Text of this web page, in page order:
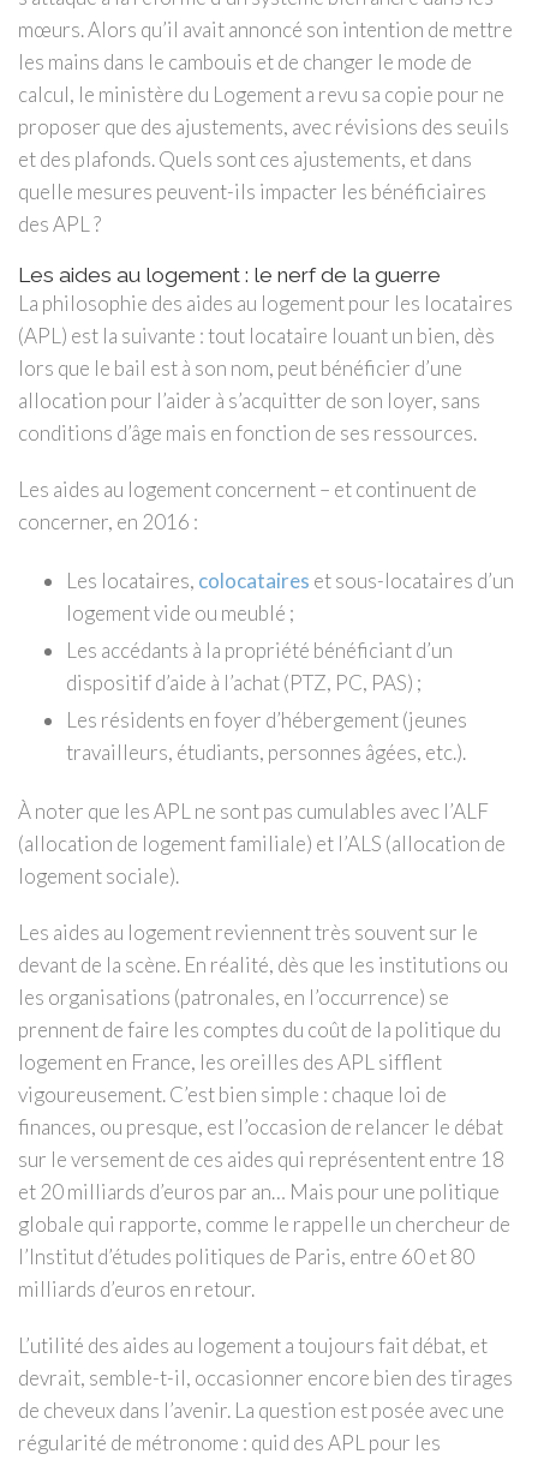
mœurs. Alors qu’il avait annoncé son intention de mettre
les mains dans le cambouis et de changer le mode de
calcul, le ministère du Logement a revu sa copie pour ne
proposer que des ajustements, avec révisions des seuils
et des plafonds. Quels sont ces ajustements, et dans
quelle mesures peuvent-ils impacter les bénéficiaires
des APL ?
Les aides au logement : le nerf de la guerre
La philosophie des aides au logement pour les locataires
(APL) est la suivante : tout locataire louant un bien, dès
lors que le bail est à son nom, peut bénéficier d’une
allocation pour l’aider à s’acquitter de son loyer, sans
conditions d’âge mais en fonction de ses ressources.
Les aides au logement concernent – et continuent de
concerner, en 2016 :
Les locataires, colocataires et sous-locataires d’un
logement vide ou meublé ;
Les accédants à la propriété bénéficiant d’un
dispositif d’aide à l’achat (PTZ, PC, PAS) ;
Les résidents en foyer d’hébergement (jeunes
travailleurs, étudiants, personnes âgées, etc.).
À noter que les APL ne sont pas cumulables avec l’ALF
(allocation de logement familiale) et l’ALS (allocation de
logement sociale).
Les aides au logement reviennent très souvent sur le
devant de la scène. En réalité, dès que les institutions ou
les organisations (patronales, en l’occurrence) se
prennent de faire les comptes du coût de la politique du
logement en France, les oreilles des APL sifflent
vigoureusement. C’est bien simple : chaque loi de
finances, ou presque, est l’occasion de relancer le débat
sur le versement de ces aides qui représentent entre 18
et 20 milliards d’euros par an… Mais pour une politique
globale qui rapporte, comme le rappelle un chercheur de
l’Institut d’études politiques de Paris, entre 60 et 80
milliards d’euros en retour.
L’utilité des aides au logement a toujours fait débat, et
devrait, semble-t-il, occasionner encore bien des tirages
de cheveux dans l’avenir. La question est posée avec une
régularité de métronome : quid des APL pour les